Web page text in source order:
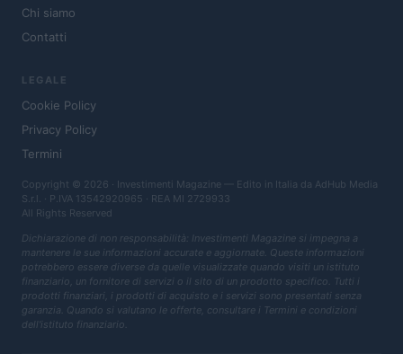
Chi siamo
Contatti
LEGALE
Cookie Policy
Privacy Policy
Termini
Copyright © 2026 · Investimenti Magazine — Edito in Italia da AdHub Media
S.r.l. · P.IVA 13542920965 · REA MI 2729933
All Rights Reserved
Dichiarazione di non responsabilità: Investimenti Magazine si impegna a
mantenere le sue informazioni accurate e aggiornate. Queste informazioni
potrebbero essere diverse da quelle visualizzate quando visiti un istituto
finanziario, un fornitore di servizi o il sito di un prodotto specifico. Tutti i
prodotti finanziari, i prodotti di acquisto e i servizi sono presentati senza
garanzia. Quando si valutano le offerte, consultare i Termini e condizioni
dell'istituto finanziario.